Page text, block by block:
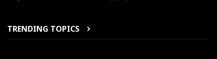
TRENDING TOPICS